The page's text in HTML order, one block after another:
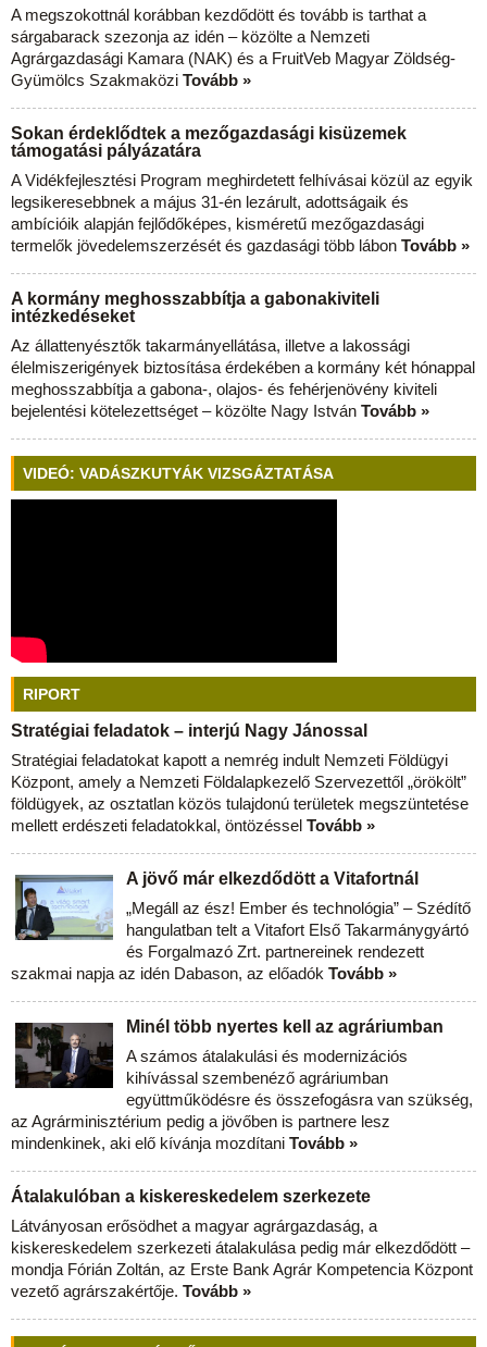
A megszokottnál korábban kezdődött és tovább is tarthat a
sárgabarack szezonja az idén – közölte a Nemzeti
Agrárgazdasági Kamara (NAK) és a FruitVeb Magyar Zöldség-
Gyümölcs Szakmaközi Tovább »
Sokan érdeklődtek a mezőgazdasági kisüzemek
támogatási pályázatára
A Vidékfejlesztési Program meghirdetett felhívásai közül az egyik
legsikeresebbnek a május 31-én lezárult, adottságaik és
ambícióik alapján fejlődőképes, kisméretű mezőgazdasági
termelők jövedelemszerzését és gazdasági több lábon Tovább »
A kormány meghosszabbítja a gabonakiviteli
intézkedéseket
Az állattenyésztők takarmányellátása, illetve a lakossági
élelmiszerigények biztosítása érdekében a kormány két hónappal
meghosszabbítja a gabona-, olajos- és fehérjenövény kiviteli
bejelentési kötelezettséget – közölte Nagy István Tovább »
VIDEÓ: VADÁSZKUTYÁK VIZSGÁZTATÁSA
RIPORT
Stratégiai feladatok – interjú Nagy Jánossal
Stratégiai feladatokat kapott a nemrég indult Nemzeti Földügyi
Központ, amely a Nemzeti Földalapkezelő Szervezettől „örökölt”
földügyek, az osztatlan közös tulajdonú területek megszüntetése
mellett erdészeti feladatokkal, öntözéssel Tovább »
A jövő már elkezdődött a Vitafortnál
„Megáll az ész! Ember és technológia” – Szédítő
hangulatban telt a Vitafort Első Takarmánygyártó
és Forgalmazó Zrt. partnereinek rendezett
szakmai napja az idén Dabason, az előadók Tovább »
Minél több nyertes kell az agráriumban
A számos átalakulási és modernizációs
kihívással szembenéző agráriumban
együttműködésre és összefogásra van szükség,
az Agrárminisztérium pedig a jövőben is partnere lesz
mindenkinek, aki elő kívánja mozdítani Tovább »
Átalakulóban a kiskereskedelem szerkezete
Látványosan erősödhet a magyar agrárgazdaság, a
kiskereskedelem szerkezeti átalakulása pedig már elkezdődött –
mondja Fórián Zoltán, az Erste Bank Agrár Kompetencia Központ
vezető agrárszakértője. Tovább »